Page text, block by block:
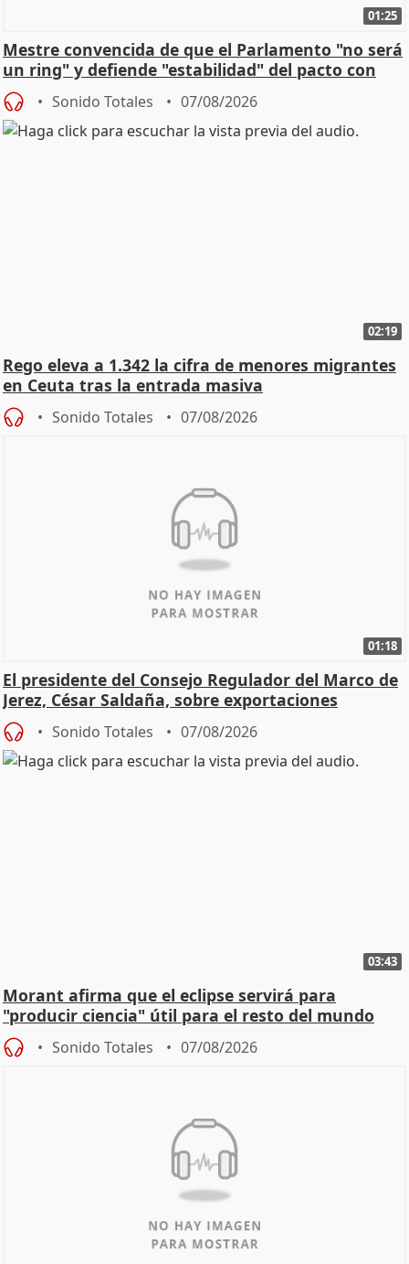
01:25
Mestre convencida de que el Parlamento "no será
un ring" y defiende "estabilidad" del pacto con
Vox
Sonido Totales 07/08/2026
02:19
Rego eleva a 1.342 la cifra de menores migrantes
en Ceuta tras la entrada masiva
Sonido Totales 07/08/2026
01:18
El presidente del Consejo Regulador del Marco de
Jerez, César Saldaña, sobre exportaciones
Sonido Totales 07/08/2026
03:43
Morant afirma que el eclipse servirá para
"producir ciencia" útil para el resto del mundo
Sonido Totales 07/08/2026